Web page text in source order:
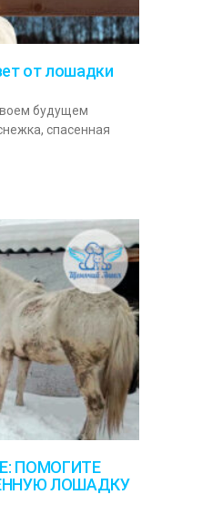
от лошадки
будущем
спасенная
ПОМОГИТЕ
ЛОШАДКУ